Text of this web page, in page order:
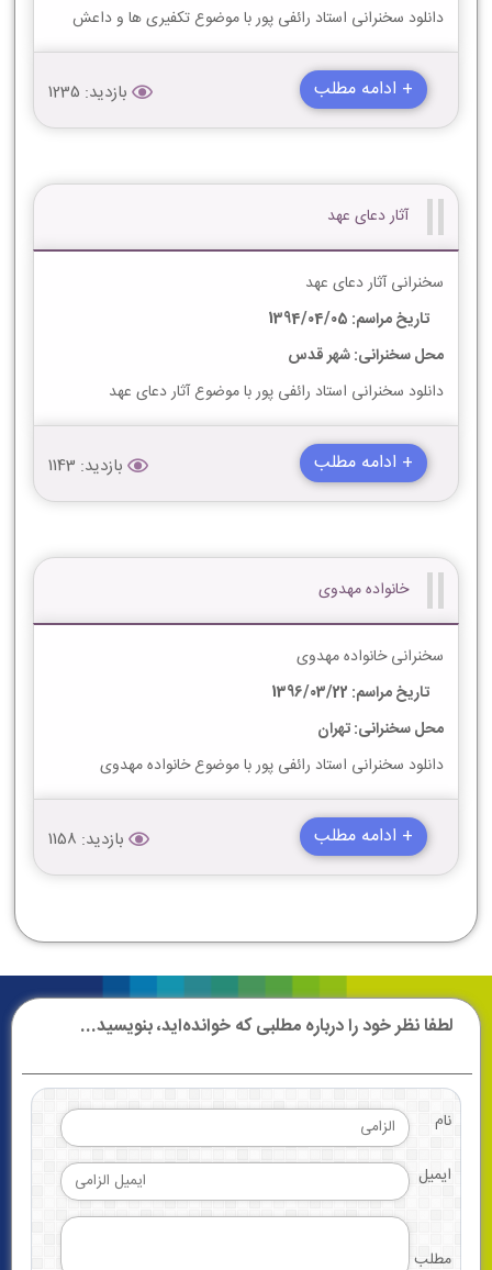
دانلود سخنرانی استاد رائفی پور با موضوع تکفیری ها و داعش
+ ادامه مطلب بازدید: 1235
آثار دعای عهد
سخنرانی آثار دعای عهد
تاریخ مراسم: 1394/04/05
محل سخنرانی: شهر قدس
دانلود سخنرانی استاد رائفی پور با موضوع آثار دعای عهد
+ ادامه مطلب بازدید: 1143
خانواده مهدوی
سخنرانی خانواده مهدوی
تاریخ مراسم: 1396/03/22
محل سخنرانی: تهران
دانلود سخنرانی استاد رائفی پور با موضوع خانواده مهدوی
+ ادامه مطلب بازدید: 1158
لطفا نظر خود را درباره مطلبی که خوانده‌اید، بنویسید...
نام
ایمیل
مطلب